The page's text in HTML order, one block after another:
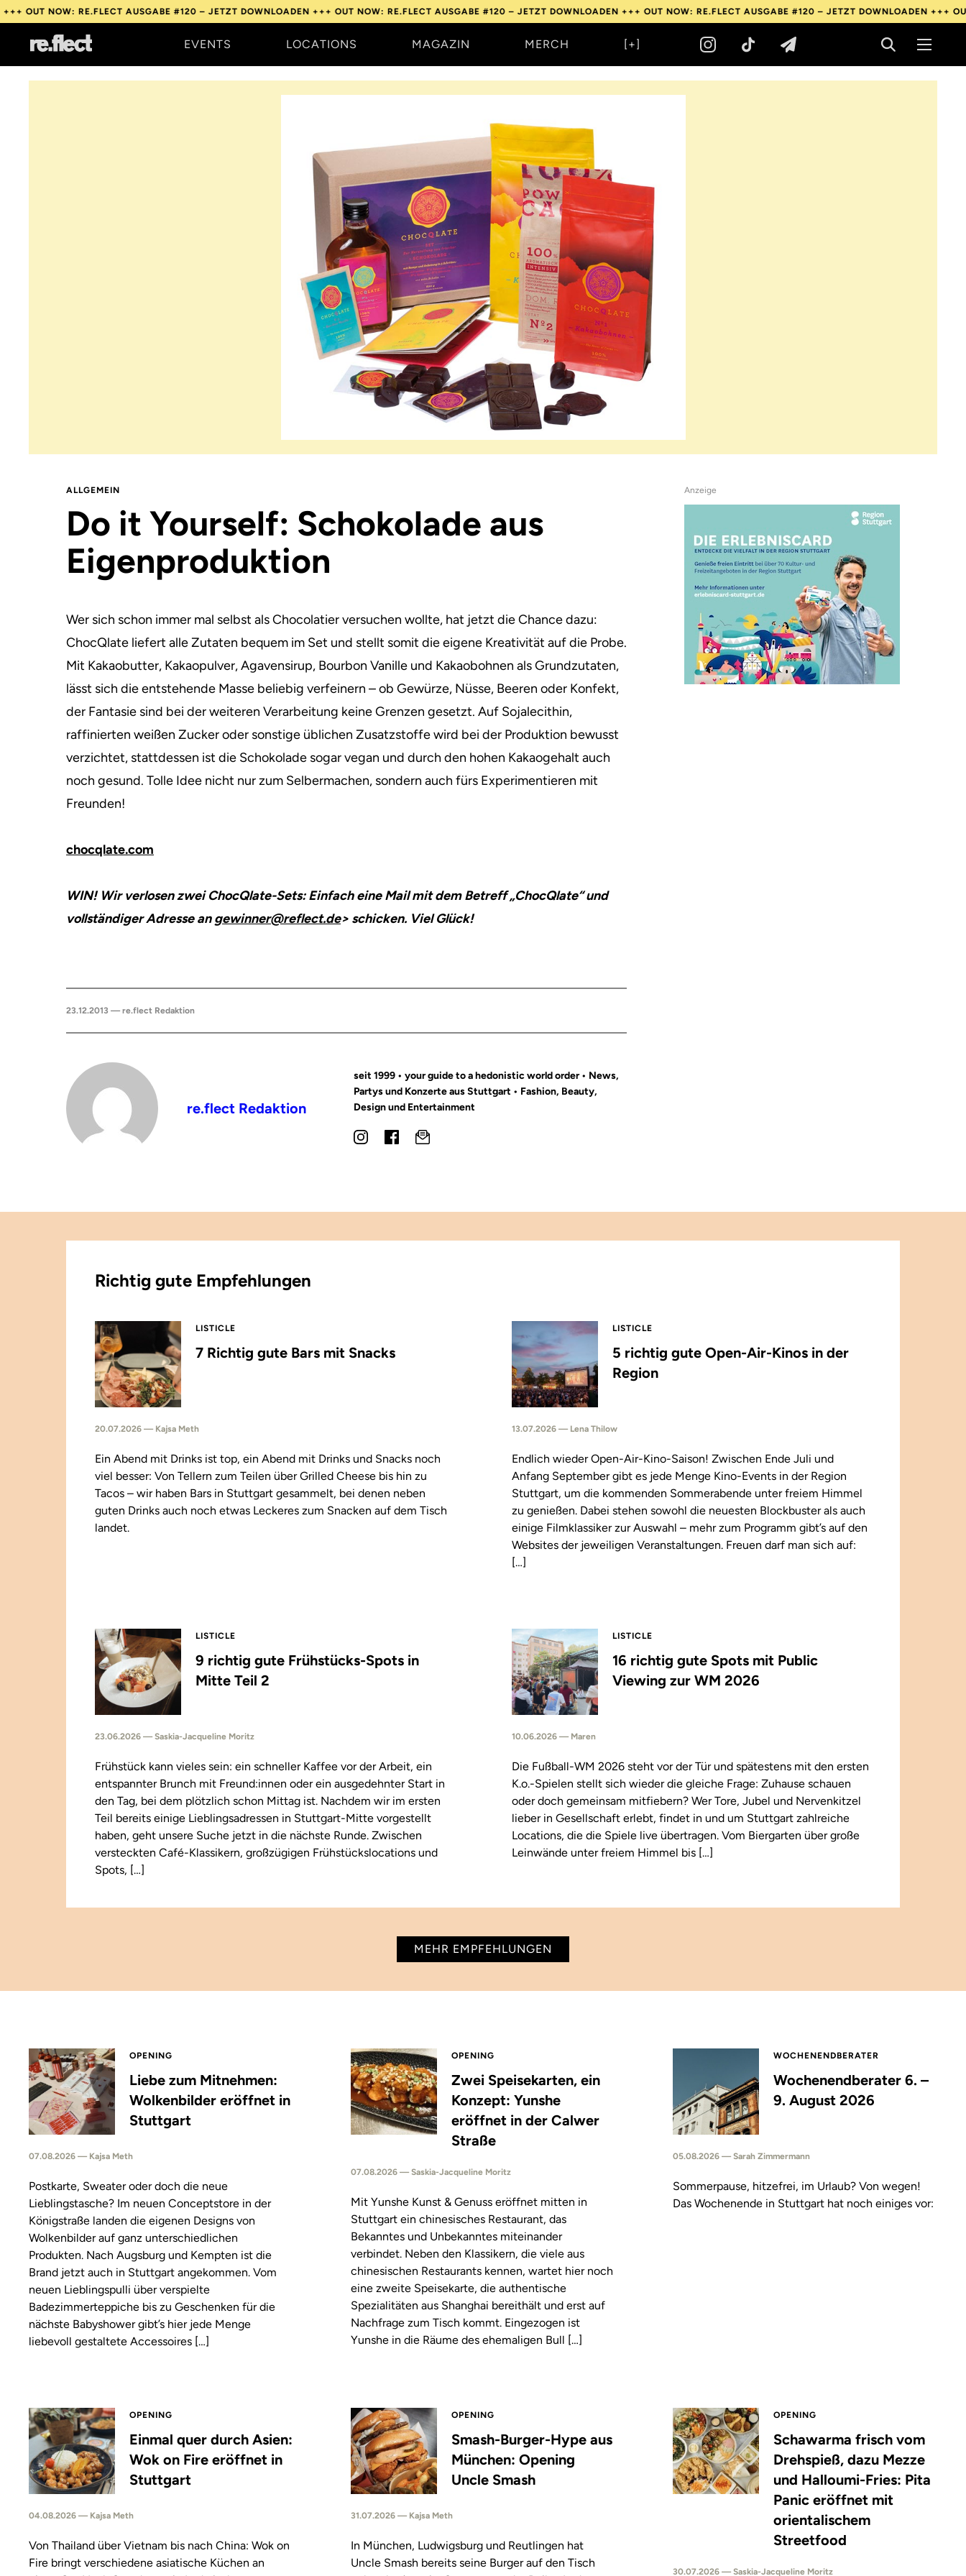
RE.FLECT AUSGABE #120 – JETZT DOWNLOADEN +++OUT NOW: RE.FLECT AUSGABE #120 – JETZT DOWNLOADEN +++OUT NOW: RE.FLECT AUSGABE #120 – JETZT DOWNLOADEN +++OUT NOW:
EVENTS LOCATIONS MAGAZIN MERCH [+]
ALLGEMEIN
Do it Yourself: Schokolade aus
Eigen­produktion
Wer sich schon immer mal selbst als Chocolatier versuchen wollte, hat jetzt die Chance dazu:
ChocQlate liefert alle Zutaten bequem im Set und stellt somit die eigene Kreativität auf die Probe.
Mit Kakaobutter, Kakaopulver, Agavensirup, Bourbon Vanille und Kakaobohnen als Grundzutaten,
lässt sich die entstehende Masse beliebig verfeinern – ob Gewürze, Nüsse, Beeren oder Konfekt,
der Fantasie sind bei der weiteren Verarbeitung keine Grenzen gesetzt. Auf Sojalecithin,
raffinierten weißen Zucker oder sonstige üblichen Zusatzstoffe wird bei der Produktion bewusst
verzichtet, stattdessen ist die Schokolade sogar vegan und durch den hohen Kakaogehalt auch
noch gesund. Tolle Idee nicht nur zum Selbermachen, sondern auch fürs Experimentieren mit
Freunden!
chocqlate.com
WIN! Wir verlosen zwei ChocQlate-Sets: Einfach eine Mail mit dem Betreff „ChocQlate“ und
vollständiger Adresse angewinner@reflect.de> schicken. Viel Glück!
23.12.2013 — re.flect Redaktion
re.flect Redaktion
seit 1999 • your guide to a hedonistic world order • News,
Partys und Konzerte aus Stuttgart • Fashion, Beauty,
Design und Entertainment
Anzeige
Richtig gute Empfehlungen
LISTICLE
7 Richtig gute Bars mit Snacks
20.07.2026 — Kajsa Meth
Ein Abend mit Drinks ist top, ein Abend mit Drinks und Snacks noch
viel besser: Von Tellern zum Teilen über Grilled Cheese bis hin zu
Tacos – wir haben Bars in Stuttgart gesammelt, bei denen neben
guten Drinks auch noch etwas Leckeres zum Snacken auf dem Tisch
landet.
LISTICLE
5 richtig gute Open-Air-Kinos in der
Region
13.07.2026 — Lena Thilow
Endlich wieder Open-Air-Kino-Saison! Zwischen Ende Juli und
Anfang September gibt es jede Menge Kino-Events in der Region
Stuttgart, um die kommenden Sommerabende unter freiem Himmel
zu genießen. Dabei stehen sowohl die neuesten Blockbuster als auch
einige Filmklassiker zur Auswahl – mehr zum Programm gibt’s auf den
Websites der jeweiligen Veranstaltungen. Freuen darf man sich auf:
[…]
LISTICLE
9 richtig gute Frühstücks-Spots in
Mitte Teil 2
23.06.2026 — Saskia-Jacqueline Moritz
Frühstück kann vieles sein: ein schneller Kaffee vor der Arbeit, ein
entspannter Brunch mit Freund:innen oder ein ausgedehnter Start in
den Tag, bei dem plötzlich schon Mittag ist. Nachdem wir im ersten
Teil bereits einige Lieblingsadressen in Stuttgart-Mitte vorgestellt
haben, geht unsere Suche jetzt in die nächste Runde. Zwischen
versteckten Café-Klassikern, großzügigen Frühstückslocations und
Spots, […]
LISTICLE
16 richtig gute Spots mit Public
Viewing zur WM 2026
10.06.2026 — Maren
Die Fußball-WM 2026 steht vor der Tür und spätestens mit den ersten
K.o.-Spielen stellt sich wieder die gleiche Frage: Zuhause schauen
oder doch gemeinsam mitfiebern? Wer Tore, Jubel und Nervenkitzel
lieber in Gesellschaft erlebt, findet in und um Stuttgart zahlreiche
Locations, die die Spiele live übertragen. Vom Biergarten über große
Leinwände unter freiem Himmel bis […]
MEHR EMPFEHLUNGEN
OPENING
Liebe zum Mitnehmen:
Wolkenbilder eröffnet in
Stuttgart
07.08.2026 — Kajsa Meth
Postkarte, Sweater oder doch die neue
Lieblingstasche? Im neuen Conceptstore in der
Königstraße landen die eigenen Designs von
Wolkenbilder auf ganz unterschiedlichen
Produkten. Nach Augsburg und Kempten ist die
Brand jetzt auch in Stuttgart angekommen. Vom
neuen Lieblingspulli über verspielte
Badezimmerteppiche bis zu Geschenken für die
nächste Babyshower gibt’s hier jede Menge
liebevoll gestaltete Accessoires […]
OPENING
Zwei Speisekarten, ein
Konzept: Yunshe
eröffnet in der Calwer
Straße
07.08.2026 — Saskia-Jacqueline Moritz
Mit Yunshe Kunst & Genuss eröffnet mitten in
Stuttgart ein chinesisches Restaurant, das
Bekanntes und Unbekanntes miteinander
verbindet. Neben den Klassikern, die viele aus
chinesischen Restaurants kennen, wartet hier noch
eine zweite Speisekarte, die authentische
Spezialitäten aus Shanghai bereithält und erst auf
Nachfrage zum Tisch kommt. Eingezogen ist
Yunshe in die Räume des ehemaligen Bull […]
WOCHENENDBERATER
Wochenendberater 6. –
9. August 2026
05.08.2026 — Sarah Zimmermann
Sommerpause, hitzefrei, im Urlaub? Von wegen!
Das Wochenende in Stuttgart hat noch einiges vor:
OPENING
Einmal quer durch Asien:
Wok on Fire eröffnet in
Stuttgart
04.08.2026 — Kajsa Meth
Von Thailand über Vietnam bis nach China: Wok on
Fire bringt verschiedene asiatische Küchen an
OPENING
Smash-Burger-Hype aus
München: Opening
Uncle Smash
31.07.2026 — Kajsa Meth
In München, Ludwigsburg und Reutlingen hat
Uncle Smash bereits seine Burger auf den Tisch
OPENING
Schawarma frisch vom
Drehspieß, dazu Mezze
und Halloumi-Fries: Pita
Panic eröffnet mit
orientalischem
Streetfood
30.07.2026 — Saskia-Jacqueline Moritz